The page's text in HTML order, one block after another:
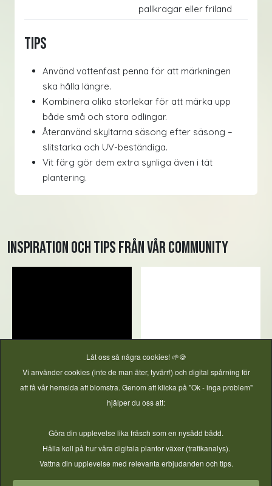
pallkragar eller friland
Tips
Använd vattenfast penna för att märkningen
ska hålla längre.
Kombinera olika storlekar för att märka upp
både små och stora odlingar.
Återanvänd skyltarna säsong efter säsong –
slitstarka och UV-beständiga.
Vit färg gör dem extra synliga även i tät
plantering.
Inspiration och tips från vår community
Låt oss så några cookies! 🌱🍪
Vi använder cookies (inte de man äter, tyvärr!) och digital spårning för
att få vår hemsida att blomstra. Genom att klicka på "Ok - inga problem"
hjälper du oss att:
Göra din upplevelse lika fräsch som en nysådd bädd.
Hålla koll på hur våra digitala plantor växer (trafikanalys).
Vattna din upplevelse med relevanta erbjudanden och tips.